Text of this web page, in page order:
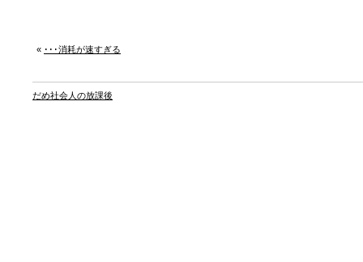
« ･･･消耗が速すぎる
だめ社会人の放課後